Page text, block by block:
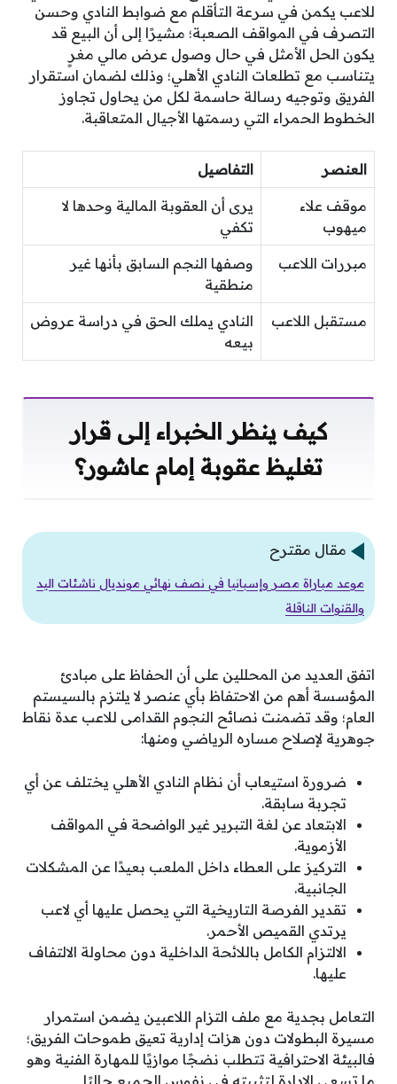
للاعب يكمن في سرعة التأقلم مع ضوابط النادي وحسن
التصرف في المواقف الصعبة؛ مشيرًا إلى أن البيع قد
يكون الحل الأمثل في حال وصول عرض مالي مغرٍ
يتناسب مع تطلعات النادي الأهلي؛ وذلك لضمان استقرار
الفريق وتوجيه رسالة حاسمة لكل من يحاول تجاوز
الخطوط الحمراء التي رسمتها الأجيال المتعاقبة.
العنصر التفاصيل
موقف علاء
ميهوب
يرى أن العقوبة المالية وحدها لا
تكفي
مبررات اللاعب
وصفها النجم السابق بأنها غير
منطقية
مستقبل اللاعب
النادي يملك الحق في دراسة عروض
بيعه
كيف ينظر الخبراء إلى قرار
تغليظ عقوبة إمام عاشور؟
مقال مقترح
موعد مباراة مصر وإسبانيا في نصف نهائي مونديال ناشئات اليد
والقنوات الناقلة
اتفق العديد من المحللين على أن الحفاظ على مبادئ
المؤسسة أهم من الاحتفاظ بأي عنصر لا يلتزم بالسيستم
العام؛ وقد تضمنت نصائح النجوم القدامى للاعب عدة نقاط
جوهرية لإصلاح مساره الرياضي ومنها:
ضرورة استيعاب أن نظام النادي الأهلي يختلف عن أي
تجربة سابقة.
الابتعاد عن لغة التبرير غير الواضحة في المواقف
الأزموية.
التركيز على العطاء داخل الملعب بعيدًا عن المشكلات
الجانبية.
تقدير الفرصة التاريخية التي يحصل عليها أي لاعب
يرتدي القميص الأحمر.
الالتزام الكامل باللائحة الداخلية دون محاولة الالتفاف
عليها.
التعامل بجدية مع ملف التزام اللاعبين يضمن استمرار
مسيرة البطولات دون هزات إدارية تعيق طموحات الفريق؛
فالبيئة الاحترافية تتطلب نضجًا موازيًا للمهارة الفنية وهو